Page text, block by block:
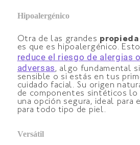
Hipoalergénico
Otra de las grandes
es que es hipoalergénico.
reduce el riesgo de alergias
adversas , algo fundamental
sensible o si estás en tus
cuidado facial. Su origen
de componentes sintéticos lo
una opción segura, ideal para
para todo tipo de piel.
Versátil